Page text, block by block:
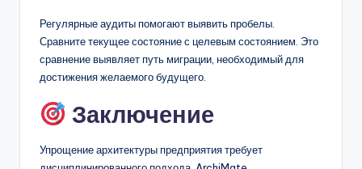
Регулярные аудиты помогают выявить пробелы.
Сравните текущее состояние с целевым состоянием. Это
сравнение выявляет путь миграции, необходимый для
достижения желаемого будущего.
Заключение
Упрощение архитектуры предприятия требует